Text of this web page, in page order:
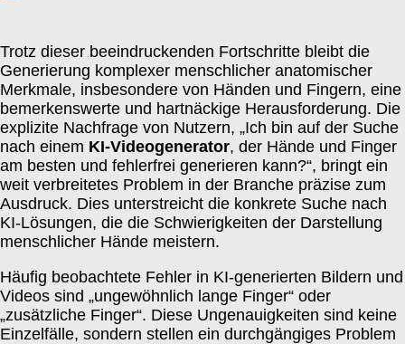
Trotz dieser beeindruckenden Fortschritte bleibt die
Generierung komplexer menschlicher anatomischer
Merkmale, insbesondere von Händen und Fingern, eine
bemerkenswerte und hartnäckige Herausforderung. Die
explizite Nachfrage von Nutzern, „Ich bin auf der Suche
nach einem KI-Videogenerator, der Hände und Finger
am besten und fehlerfrei generieren kann?“, bringt ein
weit verbreitetes Problem in der Branche präzise zum
Ausdruck. Dies unterstreicht die konkrete Suche nach
KI-Lösungen, die die Schwierigkeiten der Darstellung
menschlicher Hände meistern.
Häufig beobachtete Fehler in KI-generierten Bildern und
Videos sind „ungewöhnlich lange Finger“ oder
„zusätzliche Finger“. Diese Ungenauigkeiten sind keine
Einzelfälle, sondern stellen ein durchgängiges Problem